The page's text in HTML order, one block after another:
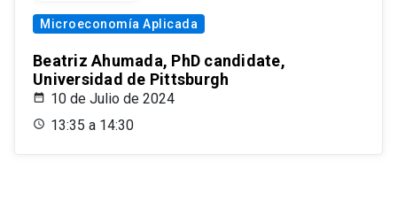
Microeconomía Aplicada
Beatriz Ahumada, PhD candidate,
Universidad de Pittsburgh
10 de Julio de 2024
13:35 a 14:30